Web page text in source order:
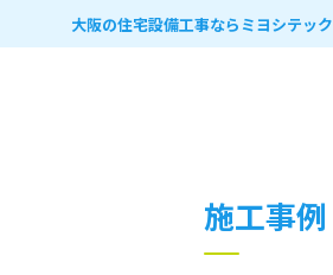
大阪の住宅設備工事ならミヨシテック
施工事例